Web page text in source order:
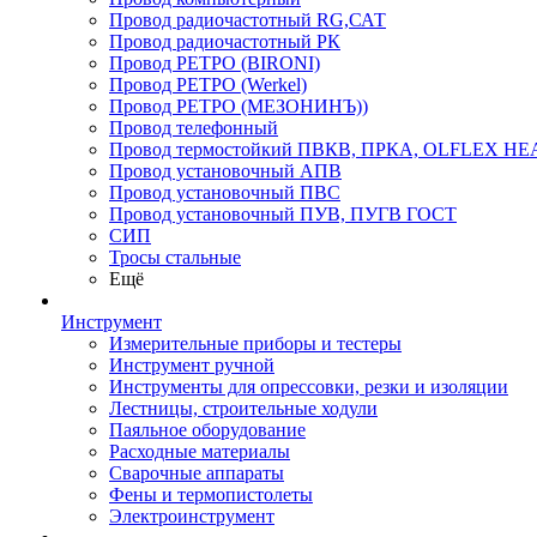
Провод радиочастотный RG,САТ
Провод радиочастотный РК
Провод РЕТРО (BIRONI)
Провод РЕТРО (Werkel)
Провод РЕТРО (МЕЗОНИНЪ))
Провод телефонный
Провод термостойкий ПВКВ, ПРКА, OLFLEX
Провод установочный АПВ
Провод установочный ПВС
Провод установочный ПУВ, ПУГВ ГОСТ
СИП
Тросы стальные
Ещё
Инструмент
Измерительные приборы и тестеры
Инструмент ручной
Инструменты для опрессовки, резки и изоляции
Лестницы, строительные ходули
Паяльное оборудование
Расходные материалы
Сварочные аппараты
Фены и термопистолеты
Электроинструмент